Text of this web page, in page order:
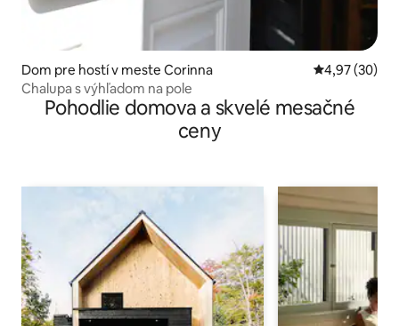
Dom pre hostí v meste Corinna Priemerné
4,97 (30)
Chalupa s výhľadom na pole
Pohodlie domova a skvelé mesačné
ceny